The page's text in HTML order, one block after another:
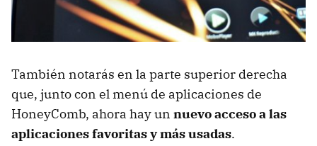
También notarás en la parte superior derecha
que, junto con el menú de aplicaciones de
HoneyComb, ahora hay un nuevo acceso a las
aplicaciones favoritas y más usadas.